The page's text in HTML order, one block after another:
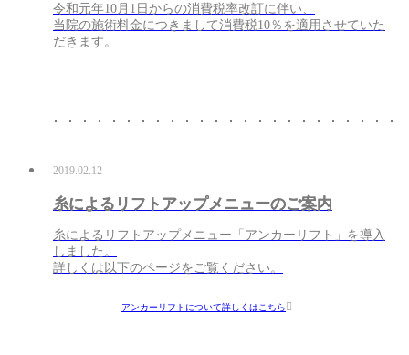
令和元年10月1日からの消費税率改訂に伴い、
当院の施術料金につきまして消費税10％を適用させていた
だきます。
2019.02.12
糸によるリフトアップメニューのご案内
糸によるリフトアップメニュー「アンカーリフト」を導入
しました。
詳しくは以下のページをご覧ください。
アンカーリフトについて詳しくはこちら